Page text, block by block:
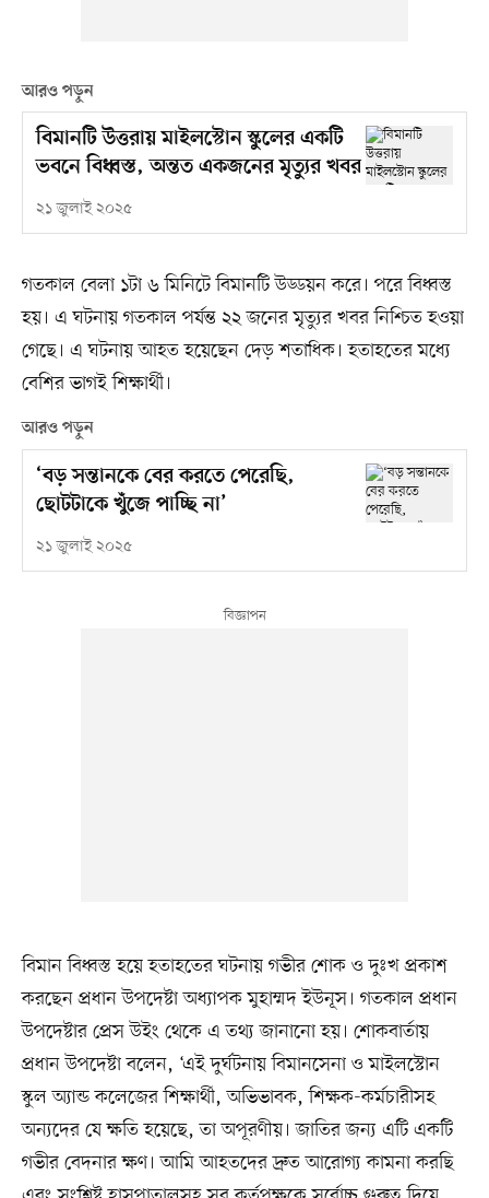
আরও পড়ুন
বিমানটি উত্তরায় মাইলস্টোন স্কুলের একটি
ভবনে বিধ্বস্ত, অন্তত একজনের মৃত্যুর খবর
২১ জুলাই ২০২৫
গতকাল বেলা ১টা ৬ মিনিটে বিমানটি উড্ডয়ন করে। পরে বিধ্বস্ত
হয়। এ ঘটনায় গতকাল পর্যন্ত ২২ জনের মৃত্যুর খবর নিশ্চিত হওয়া
গেছে। এ ঘটনায় আহত হয়েছেন দেড় শতাধিক। হতাহতের মধ্যে
বেশির ভাগই শিক্ষার্থী।
আরও পড়ুন
‘বড় সন্তানকে বের করতে পেরেছি,
ছোটটাকে খুঁজে পাচ্ছি না’
২১ জুলাই ২০২৫
বিমান বিধ্বস্ত হয়ে হতাহতের ঘটনায় গভীর শোক ও দুঃখ প্রকাশ
করছেন প্রধান উপদেষ্টা অধ্যাপক মুহাম্মদ ইউনূস। গতকাল প্রধান
উপদেষ্টার প্রেস উইং থেকে এ তথ্য জানানো হয়। শোকবার্তায়
প্রধান উপদেষ্টা বলেন, ‘এই দুর্ঘটনায় বিমানসেনা ও মাইলস্টোন
স্কুল অ্যান্ড কলেজের শিক্ষার্থী, অভিভাবক, শিক্ষক-কর্মচারীসহ
অন্যদের যে ক্ষতি হয়েছে, তা অপূরণীয়। জাতির জন্য এটি একটি
গভীর বেদনার ক্ষণ। আমি আহতদের দ্রুত আরোগ্য কামনা করছি